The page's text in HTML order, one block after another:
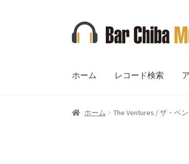
ナ
ビ
シ
へ
コ
ン
ツ
キ
ホーム レコード検索
ホーム The Ventures / ザ・ベ